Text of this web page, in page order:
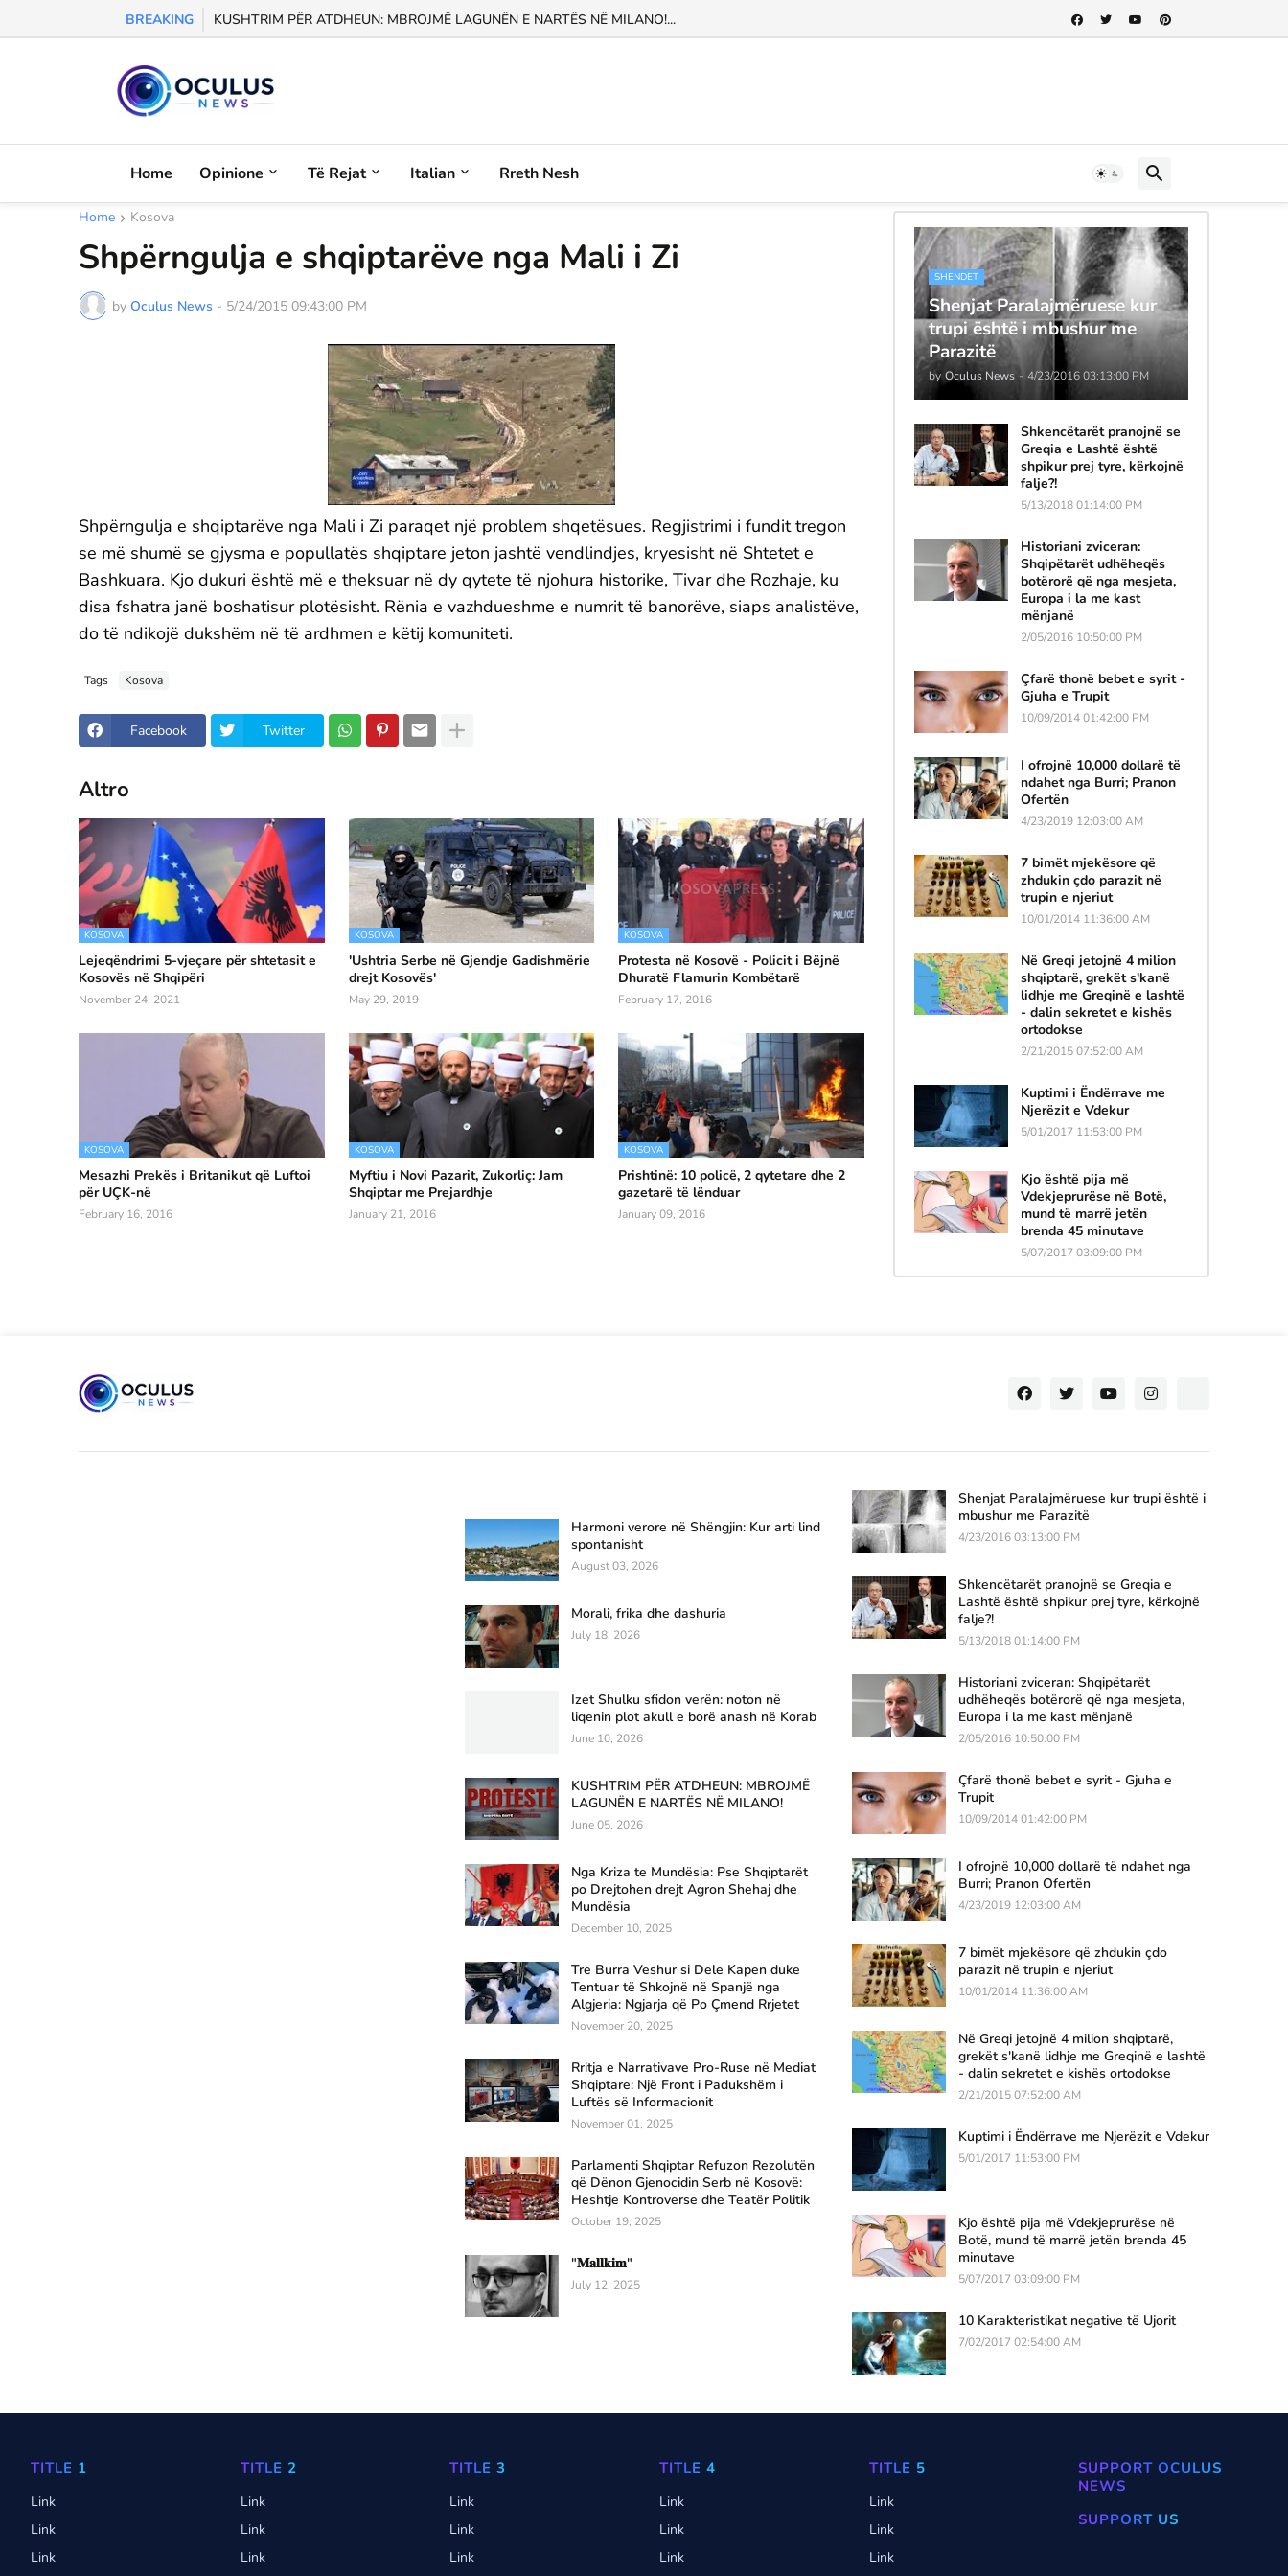
BREAKING KUSHTRIM PËR ATDHEUN: MBROJMË LAGUNËN E NARTËS NË MILANO!...
Home Opinione Të Rejat Italian Rreth Nesh
Home Kosova
Shpërngulja e shqiptarëve nga Mali i Zi
by Oculus News - 5/24/2015 09:43:00 PM
Shpërngulja e shqiptarëve nga Mali i Zi paraqet një problem shqetësues. Regjistrimi i fundit tregon
se më shumë se gjysma e popullatës shqiptare jeton jashtë vendlindjes, kryesisht në Shtetet e
Bashkuara. Kjo dukuri është më e theksuar në dy qytete të njohura historike, Tivar dhe Rozhaje, ku
disa fshatra janë boshatisur plotësisht. Rënia e vazhdueshme e numrit të banorëve, siaps analistëve,
do të ndikojë dukshëm në të ardhmen e këtij komuniteti.
Tags Kosova
Facebook Twitter
Altro
KOSOVA
Lejeqëndrimi 5-vjeçare për shtetasit e
Kosovës në Shqipëri
November 24, 2021
KOSOVA
'Ushtria Serbe në Gjendje Gadishmërie
drejt Kosovës'
May 29, 2019
KOSOVA
Protesta në Kosovë - Policit i Bëjnë
Dhuratë Flamurin Kombëtarë
February 17, 2016
KOSOVA
Mesazhi Prekës i Britanikut që Luftoi
për UÇK-në
February 16, 2016
KOSOVA
Myftiu i Novi Pazarit, Zukorliç: Jam
Shqiptar me Prejardhje
January 21, 2016
KOSOVA
Prishtinë: 10 policë, 2 qytetare dhe 2
gazetarë të lënduar
January 09, 2016
SHENDET
Shenjat Paralajmëruese kur
trupi është i mbushur me
Parazitë
by Oculus News - 4/23/2016 03:13:00 PM
Shkencëtarët pranojnë se
Greqia e Lashtë është
shpikur prej tyre, kërkojnë
falje?!
5/13/2018 01:14:00 PM
Historiani zviceran:
Shqipëtarët udhëheqës
botërorë që nga mesjeta,
Europa i la me kast
mënjanë
2/05/2016 10:50:00 PM
Çfarë thonë bebet e syrit -
Gjuha e Trupit
10/09/2014 01:42:00 PM
I ofrojnë 10,000 dollarë të
ndahet nga Burri; Pranon
Ofertën
4/23/2019 12:03:00 AM
7 bimët mjekësore që
zhdukin çdo parazit në
trupin e njeriut
10/01/2014 11:36:00 AM
Në Greqi jetojnë 4 milion
shqiptarë, grekët s'kanë
lidhje me Greqinë e lashtë
- dalin sekretet e kishës
ortodokse
2/21/2015 07:52:00 AM
Kuptimi i Ëndërrave me
Njerëzit e Vdekur
5/01/2017 11:53:00 PM
Kjo është pija më
Vdekjeprurëse në Botë,
mund të marrë jetën
brenda 45 minutave
5/07/2017 03:09:00 PM
Harmoni verore në Shëngjin: Kur arti lind
spontanisht
August 03, 2026
Morali, frika dhe dashuria
July 18, 2026
Izet Shulku sfidon verën: noton në
liqenin plot akull e borë anash në Korab
June 10, 2026
KUSHTRIM PËR ATDHEUN: MBROJMË
LAGUNËN E NARTËS NË MILANO!
June 05, 2026
Nga Kriza te Mundësia: Pse Shqiptarët
po Drejtohen drejt Agron Shehaj dhe
Mundësia
December 10, 2025
Tre Burra Veshur si Dele Kapen duke
Tentuar të Shkojnë në Spanjë nga
Algjeria: Ngjarja që Po Çmend Rrjetet
November 20, 2025
Rritja e Narrativave Pro-Ruse në Mediat
Shqiptare: Një Front i Padukshëm i
Luftës së Informacionit
November 01, 2025
Parlamenti Shqiptar Refuzon Rezolutën
që Dënon Gjenocidin Serb në Kosovë:
Heshtje Kontroverse dhe Teatër Politik
October 19, 2025
"𝐌𝐚𝐥𝐥𝐤𝐢𝐦"
July 12, 2025
Shenjat Paralajmëruese kur trupi është i
mbushur me Parazitë
4/23/2016 03:13:00 PM
Shkencëtarët pranojnë se Greqia e
Lashtë është shpikur prej tyre, kërkojnë
falje?!
5/13/2018 01:14:00 PM
Historiani zviceran: Shqipëtarët
udhëheqës botërorë që nga mesjeta,
Europa i la me kast mënjanë
2/05/2016 10:50:00 PM
Çfarë thonë bebet e syrit - Gjuha e
Trupit
10/09/2014 01:42:00 PM
I ofrojnë 10,000 dollarë të ndahet nga
Burri; Pranon Ofertën
4/23/2019 12:03:00 AM
7 bimët mjekësore që zhdukin çdo
parazit në trupin e njeriut
10/01/2014 11:36:00 AM
Në Greqi jetojnë 4 milion shqiptarë,
grekët s'kanë lidhje me Greqinë e lashtë
- dalin sekretet e kishës ortodokse
2/21/2015 07:52:00 AM
Kuptimi i Ëndërrave me Njerëzit e Vdekur
5/01/2017 11:53:00 PM
Kjo është pija më Vdekjeprurëse në
Botë, mund të marrë jetën brenda 45
minutave
5/07/2017 03:09:00 PM
10 Karakteristikat negative të Ujorit
7/02/2017 02:54:00 AM
TITLE 1
Link
Link
Link
TITLE 2
Link
Link
Link
TITLE 3
Link
Link
Link
TITLE 4
Link
Link
Link
TITLE 5
Link
Link
Link
SUPPORT OCULUS
NEWS
SUPPORT US